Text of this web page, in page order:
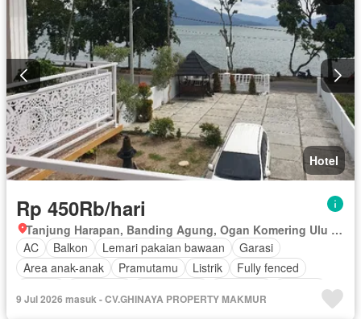
Hotel
Rp 450Rb/hari
Tanjung Harapan, Banding Agung, Ogan Komering Ulu Selatan, Sumatera Selatan
AC
Balkon Lemari pakaian bawaan
Garasi
Area anak-anak
Pramutamu Listrik
Fully fenced
Outdoor entertaining area
Pemandangan panorama
9 Jul 2026 masuk - CV.GHINAYA PROPERTY MAKMUR